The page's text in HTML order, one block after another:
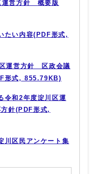
運営方針 概要版
たい内容(PDF形式,
運営方針 区政会議
形式, 855.79KB)
令和2年度淀川区運
針(PDF形式,
川区民アンケート集